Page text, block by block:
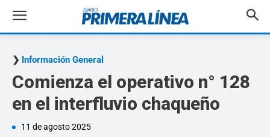
Información General
Comienza el operativo n° 128
en el interfluvio chaqueño
11 de agosto 2025